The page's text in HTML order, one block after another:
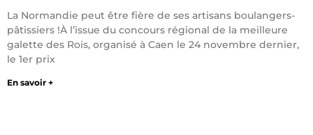
La Normandie peut être fière de ses artisans boulangers-
pâtissiers !À l’issue du concours régional de la meilleure
galette des Rois, organisé à Caen le 24 novembre dernier,
le 1er prix
En savoir +